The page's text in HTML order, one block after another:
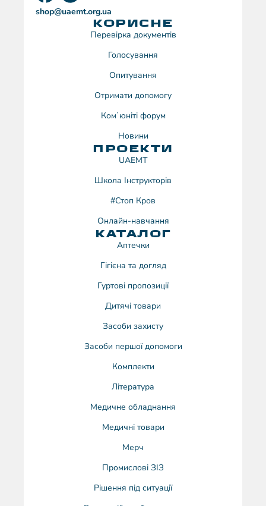
shop@uaemt.org.ua
КОРИСНЕ
Перевірка документів
Голосування
Опитування
Отримати допомогу
Комʼюніті форум
Новини
ПРОЕКТИ
UAEMT
Школа Інструкторів
#Стоп Кров
Онлайн-навчання
КАТАЛОГ
Аптечки
Гігієна та догляд
Гуртові пропозиції
Дитячі товари
Засоби захисту
Засоби першої допомоги
Комплекти
Література
Медичне обладнання
Медичні товари
Мерч
Промислові ЗІЗ
Рішення під ситуації